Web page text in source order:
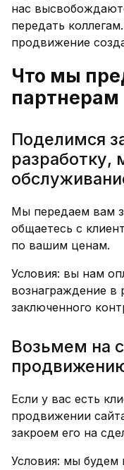
нас
передать
продвижение
Что мы
партнерам
Поделимся
разработку,
Мы передаем вам
общаетесь с
по вашим ценам.
Условия: вы нам
вознаграждение в
заключенного
Возьмем на
Если у вас есть
продвижении
закроем его на
Условия: мы будем